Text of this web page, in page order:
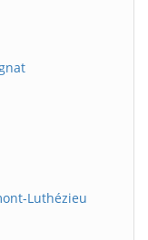
Luthézieu